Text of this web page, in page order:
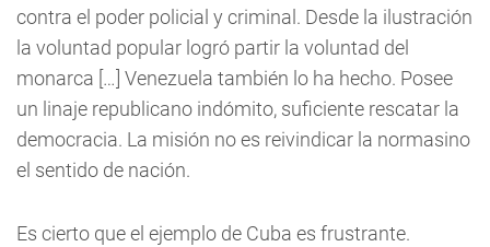
contra el poder policial y criminal. Desde la ilustración
la voluntad popular logró partir la voluntad del
monarca […] Venezuela también lo ha hecho. Posee
un linaje republicano indómito, suficiente rescatar la
democracia. La misión no es reivindicar la normasino
el sentido de nación.
Es cierto que el ejemplo de Cuba es frustrante.